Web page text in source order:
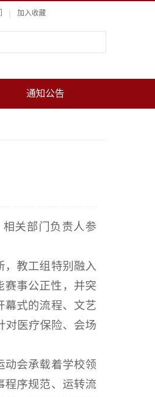
加入收藏
通知公告
关部门负责人参
教工组特别融入
赛事公正性，并突
幕式的流程、文艺
对医疗保险、会场
动会承载着学校领
程序规范、运转流